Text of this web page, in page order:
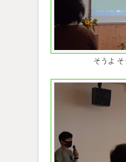
そうよ そ